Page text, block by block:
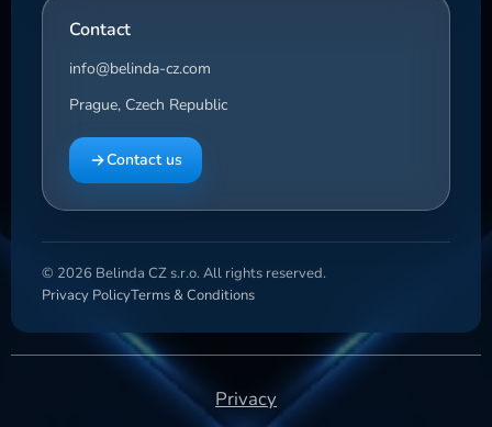
Contact
info@belinda-cz.com
Prague, Czech Republic
Contact us
© 2026 Belinda CZ s.r.o. All rights reserved.
Privacy PolicyTerms & Conditions
Privacy